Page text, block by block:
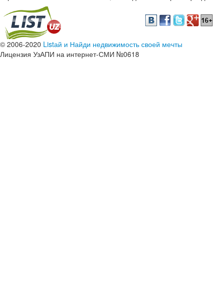
© 2006-2020 Listай и Найди недвижимость своей мечты
Лицензия УзАПИ на интернет-СМИ №0618